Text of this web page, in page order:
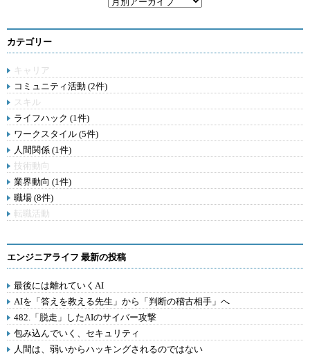
カテゴリー
キャリア
コミュニティ活動 (2件)
スキル
ライフハック (1件)
ワークスタイル (5件)
人間関係 (1件)
技術動向
業界動向 (1件)
職場 (8件)
転職活動
エンジニアライフ 最新の投稿
最後には離れていくAI
AIを「答えを教える先生」から「判断の稽古相手」へ
482.「脱走」したAIのサイバー攻撃
包み込んでいく、セキュリティ
人間は、弱いからハッキングされるのではない